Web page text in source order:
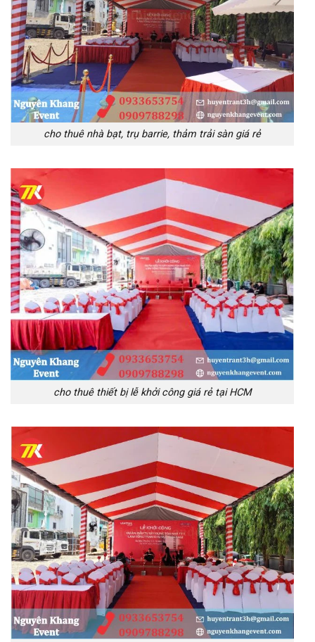
cho thuê nhà bạt, trụ barrie, thảm trải sàn giá rẻ
cho thuê thiết bị lễ khởi công giá rẻ tại HCM